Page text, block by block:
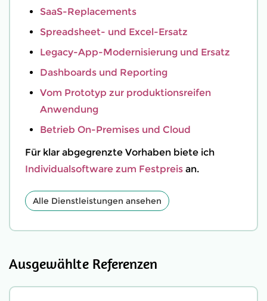
SaaS-Replacements
Spreadsheet- und Excel-Ersatz
Legacy-App-Modernisierung und Ersatz
Dashboards und Reporting
Vom Prototyp zur produktionsreifen
Anwendung
Betrieb On-Premises und Cloud
Für klar abgegrenzte Vorhaben biete ich
Individualsoftware zum Festpreis an.
Alle Dienstleistungen ansehen
Ausgewählte Referenzen